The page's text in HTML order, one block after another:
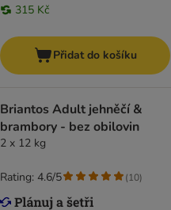
315 Kč
Přidat do košíku
Briantos Adult jehněčí &
brambory - bez obilovin
2 x 12 kg
Rating: 4.6/5 (10)